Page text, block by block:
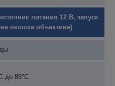
питания 12 В, запуск
окошка объектива)
до 85°C